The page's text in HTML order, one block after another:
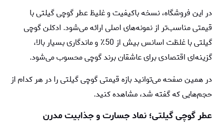
در این فروشگاه، نسخه باکیفیت و غلیظ عطر گوچی گیلتی با
قیمتی مناسب‌تر از نمونه‌های اصلی ارائه می‌شود. ادکلن گوچی
گیلتی با غلظت اسانس بیش از 50٪ و ماندگاری بسیار بالا،
گزینه‌ای اقتصادی برای عاشقان برند گوچی محسوب می‌شود.
در همین صفحه می‌توانید بازه قیمتی گوچی گیلتی را در هر کدام از
حجم‌هایی که گفته شد، مشاهده کنید.
عطر گوچی گیلتی؛ نماد جسارت و جذابیت مدرن